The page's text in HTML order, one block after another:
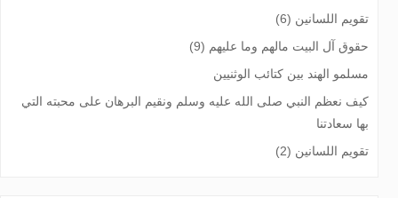
تقويم اللسانين (6)
حقوق آل البيت مالهم وما عليهم (9)
مسلمو الهند بین كتائب الوثنیین
كيف نعظم النبي صلى الله عليه وسلم ونقيم البرهان على محبته التي
بها سعادتنا
تقويم اللسانين (2)